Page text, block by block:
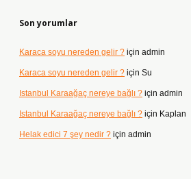
Son yorumlar
Karaca soyu nereden gelir ? için admin
Karaca soyu nereden gelir ? için Su
Istanbul Karaağaç nereye bağlı ? için admin
Istanbul Karaağaç nereye bağlı ? için Kaplan
Helak edici 7 şey nedir ? için admin